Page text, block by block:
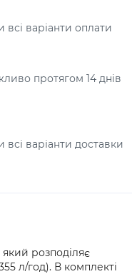
варіанти оплати
протягом 14 днів
варіанти доставки
розподіляє
л/год). В комплекті